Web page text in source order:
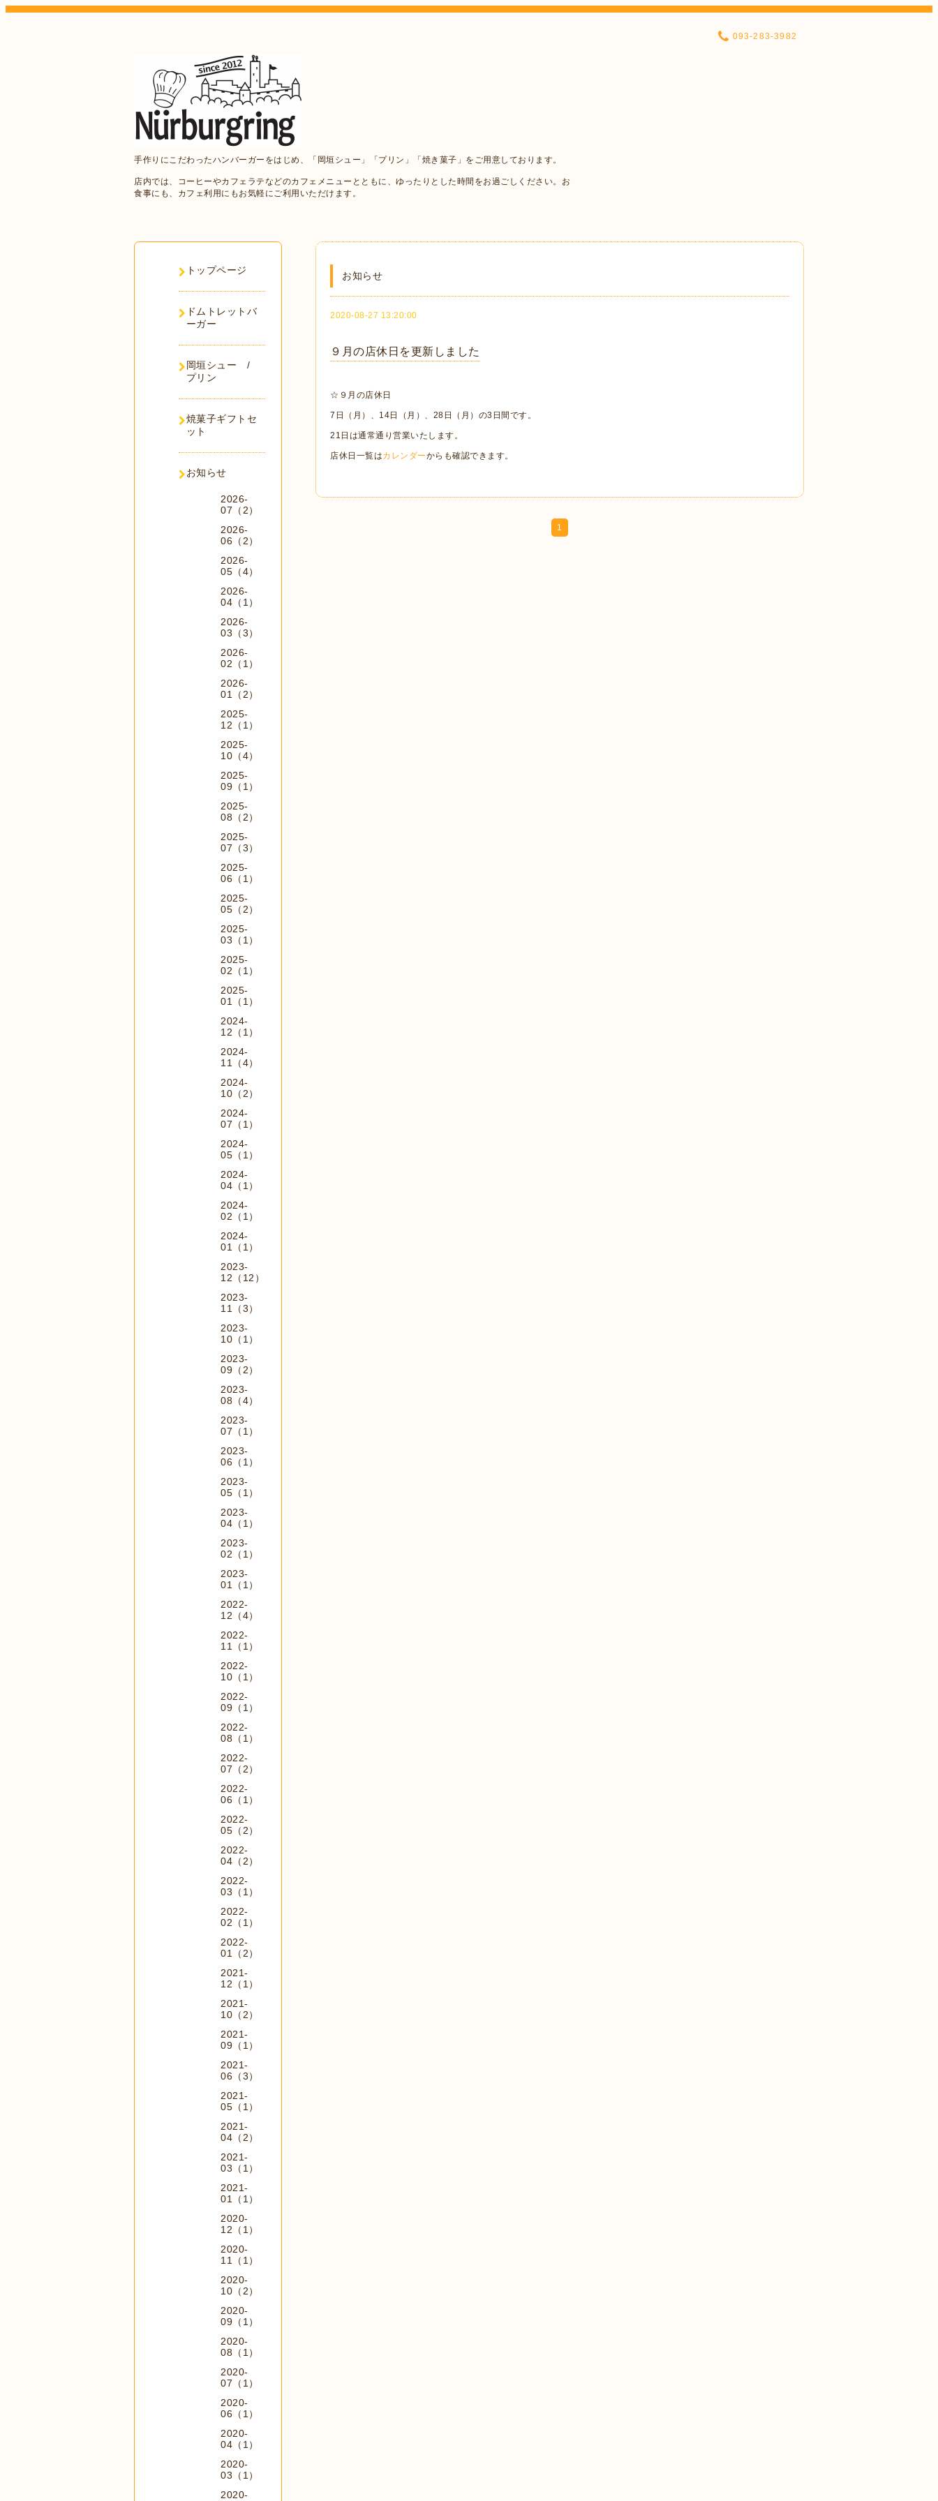
手作りにこだわったハンバーガーをはじめ、「岡垣シュー」「プリン」「焼き菓子」をご用意しております。
店内では、コーヒーやカフェラテなどのカフェメニューとともに、ゆったりとした時間をお過ごしください。お
食事にも、カフェ利用にもお気軽にご利用いただけます。
093-283-3982
お知らせ
2020-08-27 13:20:00
９月の店休日を更新しました
☆９月の店休日
7日（月）、14日（月）、28日（月）の3日間です。
21日は通常通り営業いたします。
店休日一覧はカレンダーからも確認できます。
1
トップページ
ドムトレットバ
ーガー
岡垣シュー /
プリン
焼菓子ギフトセ
ット
お知らせ
2026-
07（2）
2026-
06（2）
2026-
05（4）
2026-
04（1）
2026-
03（3）
2026-
02（1）
2026-
01（2）
2025-
12（1）
2025-
10（4）
2025-
09（1）
2025-
08（2）
2025-
07（3）
2025-
06（1）
2025-
05（2）
2025-
03（1）
2025-
02（1）
2025-
01（1）
2024-
12（1）
2024-
11（4）
2024-
10（2）
2024-
07（1）
2024-
05（1）
2024-
04（1）
2024-
02（1）
2024-
01（1）
2023-
12（12）
2023-
11（3）
2023-
10（1）
2023-
09（2）
2023-
08（4）
2023-
07（1）
2023-
06（1）
2023-
05（1）
2023-
04（1）
2023-
02（1）
2023-
01（1）
2022-
12（4）
2022-
11（1）
2022-
10（1）
2022-
09（1）
2022-
08（1）
2022-
07（2）
2022-
06（1）
2022-
05（2）
2022-
04（2）
2022-
03（1）
2022-
02（1）
2022-
01（2）
2021-
12（1）
2021-
10（2）
2021-
09（1）
2021-
06（3）
2021-
05（1）
2021-
04（2）
2021-
03（1）
2021-
01（1）
2020-
12（1）
2020-
11（1）
2020-
10（2）
2020-
09（1）
2020-
08（1）
2020-
07（1）
2020-
06（1）
2020-
04（1）
2020-
03（1）
2020-